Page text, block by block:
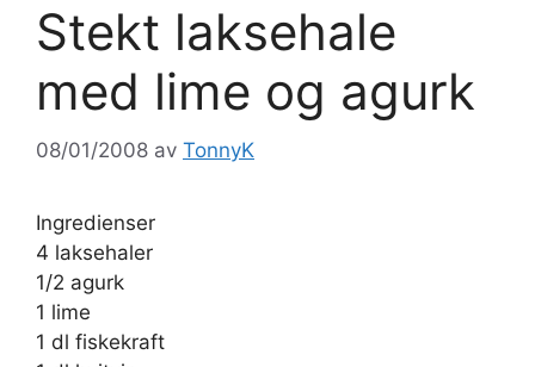
Stekt laksehale
med lime og agurk
08/01/2008 av TonnyK
Ingredienser
4 laksehaler
1/2 agurk
1 lime
1 dl fiskekraft